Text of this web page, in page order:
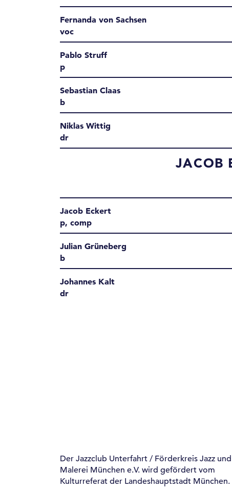
Fernanda von Sachsen
voc
Pablo Struff
p
Sebastian Claas
b
Niklas Wittig
dr
JACOB
Jacob Eckert
p, comp
Julian Grüneberg
b
Johannes Kalt
dr
Der Jazzclub Unterfahrt / Förderkreis Jazz und
Malerei München e.V. wird gefördert vom
Kulturreferat der Landeshauptstadt München.